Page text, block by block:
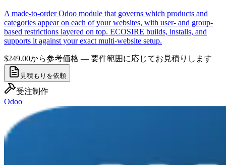
A made-to-order Odoo module that governs which products and
categories appear on each of your websites, with user- and group-
based restrictions layered on top. ECOSIRE builds, installs, and
supports it against your exact multi-website setup.
$249.00から参考価格 — 要件範囲に応じてお見積りします
見積もりを依頼
受注制作
Odoo